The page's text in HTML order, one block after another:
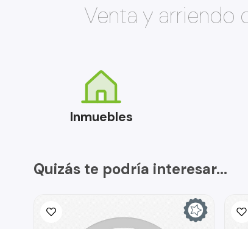
Venta y arriendo
Inmuebles
Quizás te podría interesar...